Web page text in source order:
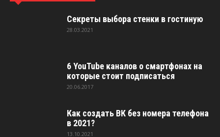
Секреты выбора стенки в гостиную
28.03.2021
6 YouTube каналов о смартфонах на
которые стоит подписаться
20.06.2017
Как создать ВК без номера телефона
в 2021?
13.10.2021